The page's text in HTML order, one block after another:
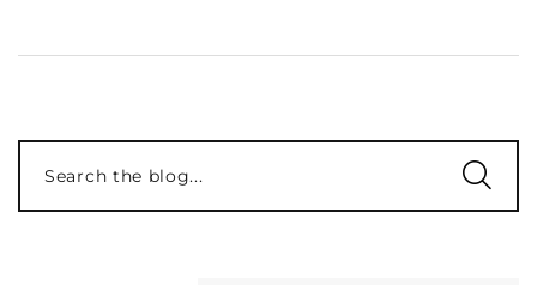
Search the blog...